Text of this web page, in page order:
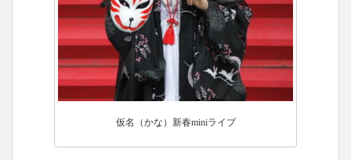
仮名（かな）新春miniライブ